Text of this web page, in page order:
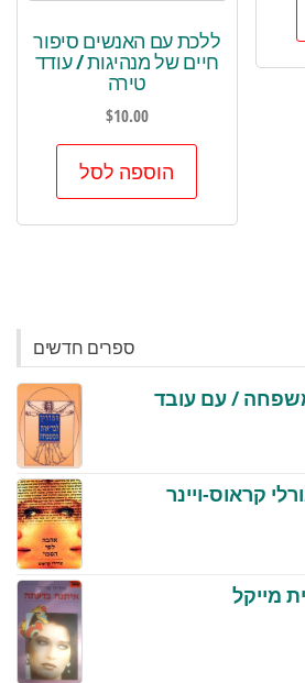
ללכת עם האנשים סיפור
חיים של מנהיגות / עודד
טירה
$10.00
הוספה לסל
ספרים חדשים
/ עם עובד
קראוס-ויינר
מייקל